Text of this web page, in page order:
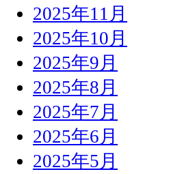
2025年11月
2025年10月
2025年9月
2025年8月
2025年7月
2025年6月
2025年5月